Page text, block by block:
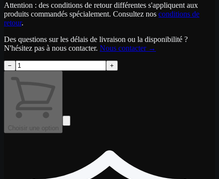
Attention : des conditions de retour différentes s'appliquent aux
produits commandés spécialement. Consultez nos conditions de
retour.
Des questions sur les délais de livraison ou la disponibilité ?
N'hésitez pas à nous contacter. Nous contacter→
− +
Choisir une option